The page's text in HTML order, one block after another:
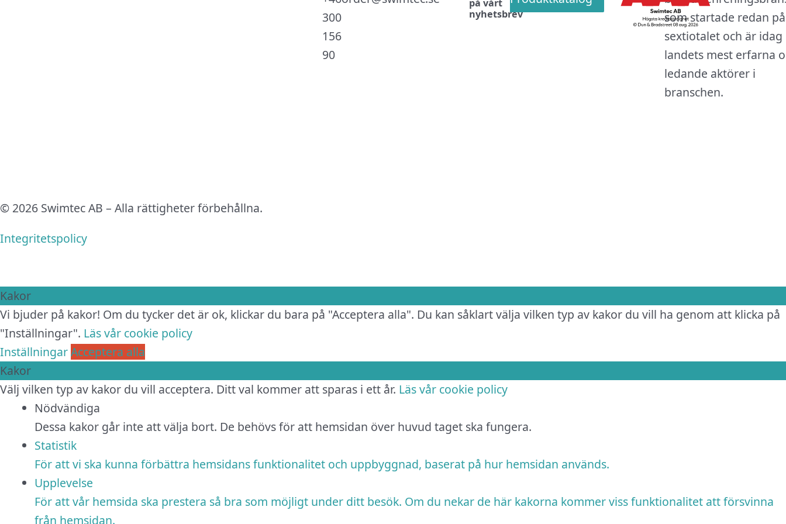
som startade redan på
sextiotalet och är idag
landets mest erfarna
ledande aktörer i
branschen.
300
156
90
på vårt
nyhetsbrev
© 2026 Swimtec AB – Alla rättigheter förbehållna.
Integritetspolicy
Kakor
Vi bjuder på kakor! Om du tycker det är ok, klickar du bara på "Acceptera alla". Du kan såklart välja vilken typ av kakor du vill ha genom att klicka på
"Inställningar". Läs vår cookie policy
InställningarAcceptera alla
Kakor
Välj vilken typ av kakor du vill acceptera. Ditt val kommer att sparas i ett år. Läs vår cookie policy
Nödvändiga
Dessa kakor går inte att välja bort. De behövs för att hemsidan över huvud taget ska fungera.
Statistik
För att vi ska kunna förbättra hemsidans funktionalitet och uppbyggnad, baserat på hur hemsidan används.
Upplevelse
För att vår hemsida ska prestera så bra som möjligt under ditt besök. Om du nekar de här kakorna kommer viss funktionalitet att försvinna
från hemsidan.